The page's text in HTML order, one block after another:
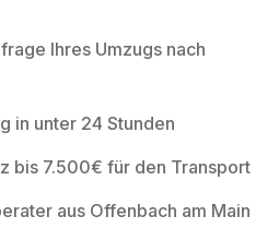
Ihres Umzugs nach
in unter 24 Stunden
bis 7.500€ für den Transport
aus Offenbach am Main